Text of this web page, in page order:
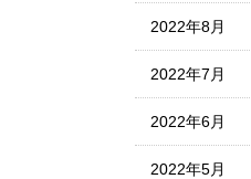
2022年8月
2022年7月
2022年6月
2022年5月